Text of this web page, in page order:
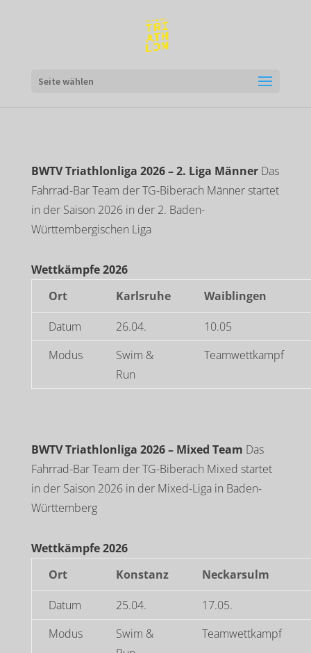
Seite wählen
BWTV Triathlonliga 2026 – 2. Liga MännerDas
Fahrrad-Bar Team der TG-Biberach Männer startet
in der Saison 2026 in der 2. Baden-
Württembergischen Liga
Wettkämpfe 2026
Ort
Karlsruhe
Waiblingen
Datum
26.04.
10.05
Modus
Swim &
Run
Teamwettkampf
BWTV Triathlonliga 2026 – Mixed Team Das
Fahrrad-Bar Team der TG-Biberach Mixed startet
in der Saison 2026 in der Mixed-Liga in Baden-
Württemberg
Wettkämpfe 2026
Ort
Konstanz
Neckarsulm
Datum
25.04.
17.05.
Modus
Swim &
Teamwettkampf